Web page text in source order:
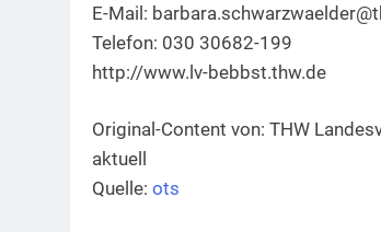
E-Mail:
Telefon: 030 30682-199
http://www.lv-bebbst.thw.de
Original-Content von: THW
aktuell
Quelle: ots